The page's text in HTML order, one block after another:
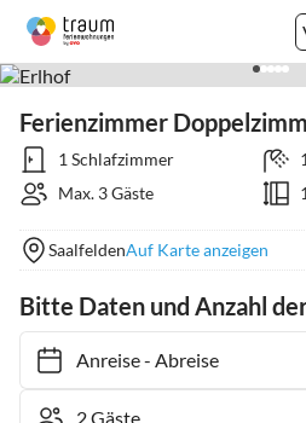
Ferienzimmer
1 Schlafzimmer
Max. 3 Gäste
SaalfeldenAuf Karte anzeigen
Bitte Daten und Anzahl
Anreise- Abreise